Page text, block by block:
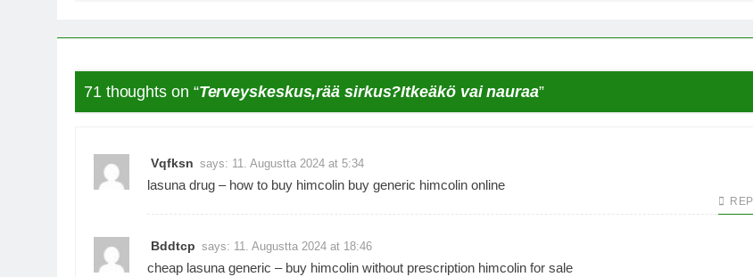
71 thoughts on “Terveyskeskus,rää sirkus?Itkeäkö vai nauraa”
Vqfksn says: 11. Augustta 2024 at 5:34
lasuna drug – how to buy himcolin buy generic himcolin online
Bddtcp says: 11. Augustta 2024 at 18:46
cheap lasuna generic – buy himcolin without prescription himcolin for sale